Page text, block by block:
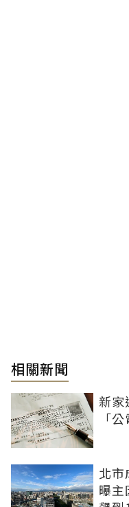
相關新聞
新
「
北市
曝主